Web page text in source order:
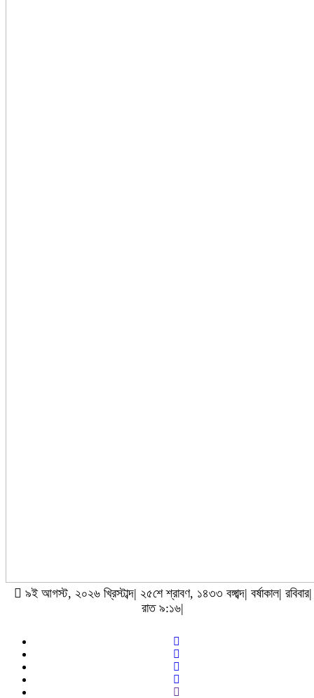
৯ই আগস্ট, ২০২৬ খ্রিস্টাব্দ| ২৫শে শ্রাবণ, ১৪৩৩ বঙ্গাব্দ| বর্ষাকাল| রবিবার|
রাত ৯:১৬|